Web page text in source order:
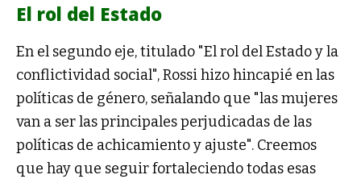
El rol del Estado
En el segundo eje, titulado "El rol del Estado y la
conflictividad social", Rossi hizo hincapié en las
políticas de género, señalando que "las mujeres
van a ser las principales perjudicadas de las
políticas de achicamiento y ajuste". Creemos
que hay que seguir fortaleciendo todas esas